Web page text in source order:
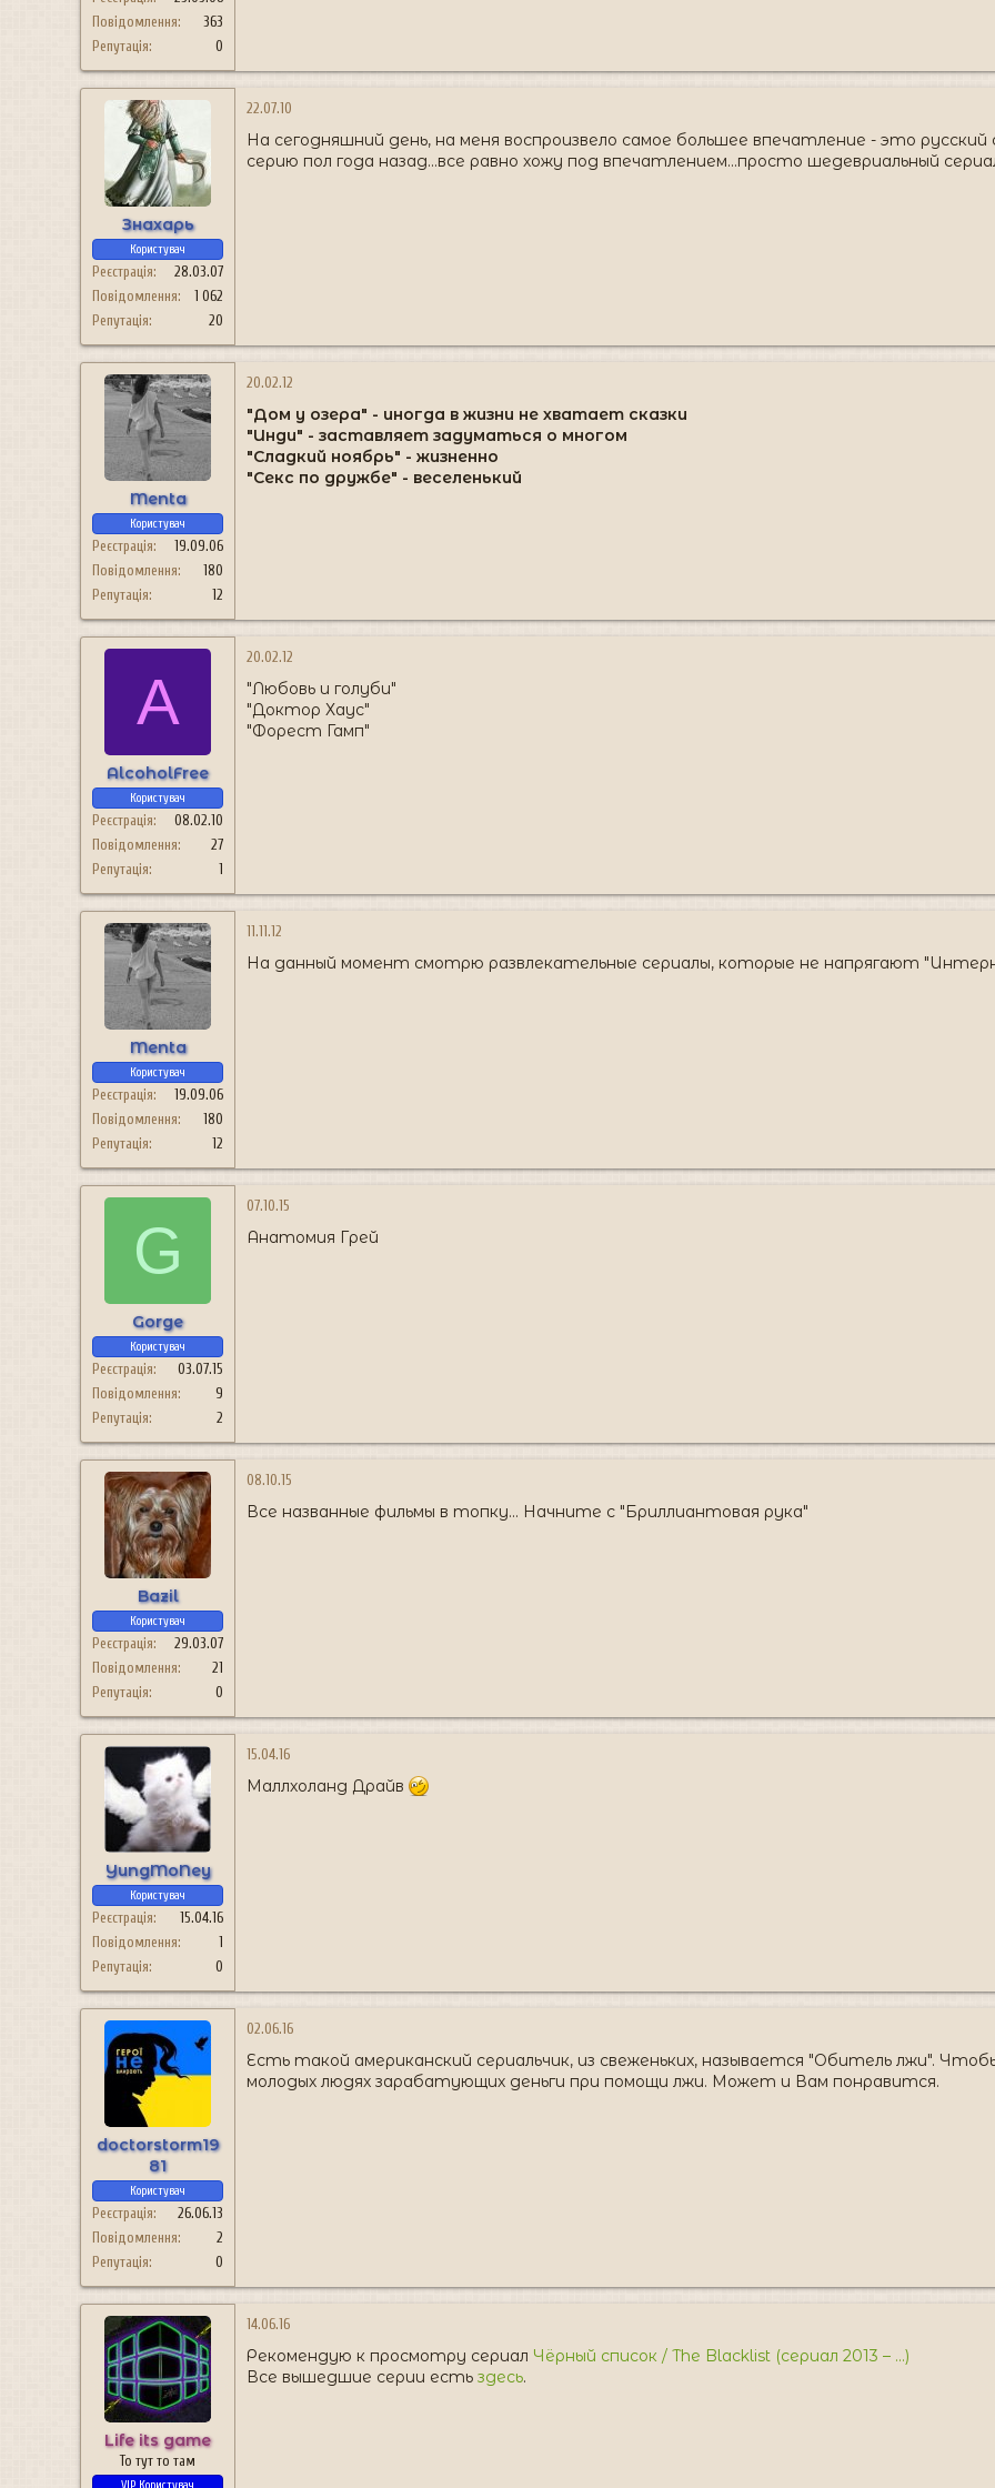
Повідомлення
363
Репутація
0
Знахарь
Користувач
Реєстрація
28.03.07
Повідомлення
1 062
Репутація
20
22.07.10
На сегодняшний день, на меня воспроизвело самое большее впечатление - это
серию пол года назад...все равно хожу под впечатлением...просто шедевриальный
Menta
Користувач
Реєстрація
19.09.06
Повідомлення
180
Репутація
12
20.02.12
"Дом у озера" - иногда в жизни не хватает сказки
"Инди" - заставляет задуматься о многом
"Сладкий ноябрь" - жизненно
"Секс по дружбе" - веселенький
A
AlcoholFree
Користувач
Реєстрація
08.02.10
Повідомлення
27
Репутація
1
20.02.12
"Любовь и голуби"
"Доктор Хаус"
"Форест Гамп"
Menta
Користувач
Реєстрація
19.09.06
Повідомлення
180
Репутація
12
11.11.12
На данный момент смотрю развлекательные сериалы, которые не напрягают
G
Gorge
Користувач
Реєстрація
03.07.15
Повідомлення
9
Репутація
2
07.10.15
Анатомия Грей
Bazil
Користувач
Реєстрація
29.03.07
Повідомлення
21
Репутація
0
08.10.15
Все названные фильмы в топку... Начните с "Бриллиантовая рука"
YungMoNey
Користувач
Реєстрація
15.04.16
Повідомлення
1
Репутація
0
15.04.16
Маллхоланд Драйв
doctorstorm19
81
Користувач
Реєстрація
26.06.13
Повідомлення
2
Репутація
0
02.06.16
Есть такой американский сериальчик, из свеженьких, называется "Обитель лжи".
молодых людях зарабатующих деньги при помощи лжи. Может и Вам понравится.
Life its game
То тут то там
14.06.16
Рекомендую к просмотру сериал Чёрный список / The Blacklist (сериал 2013 – ...)
Все вышедшие серии есть здесь.